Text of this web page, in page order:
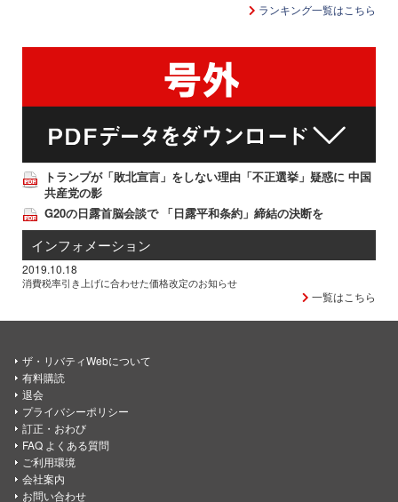
ランキング一覧はこちら
トランプが「敗北宣言」をしない理由「不正選挙」疑惑に 中国
共産党の影
G20の日露首脳会談で 「日露平和条約」締結の決断を
インフォメーション
2019.10.18
消費税率引き上げに合わせた価格改定のお知らせ
一覧はこちら
ザ・リバティWebについて
有料購読
退会
プライバシーポリシー
訂正・おわび
FAQ よくある質問
ご利用環境
会社案内
お問い合わせ